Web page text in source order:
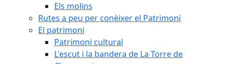
Els molins
Rutes a peu per conèixer el Patrimoni
El patrimoni
Patrimoni cultural
L'escut i la bandera de La Torre de